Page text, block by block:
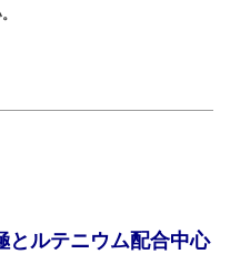
とルテニウム配合中心